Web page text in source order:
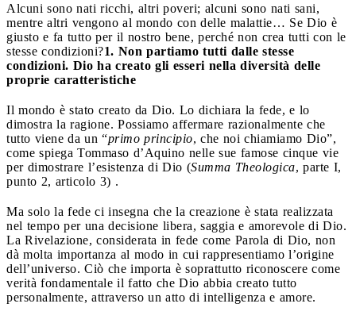
Alcuni sono nati ricchi, altri poveri; alcuni sono nati sani,
mentre altri vengono al mondo con delle malattie… Se Dio è
giusto e fa tutto per il nostro bene, perché non crea tutti con le
stesse condizioni?1. Non partiamo tutti dalle stesse
condizioni. Dio ha creato gli esseri nella diversità delle
proprie caratteristiche
Il mondo è stato creato da Dio. Lo dichiara la fede, e lo
dimostra la ragione. Possiamo affermare razionalmente che
tutto viene da un “primo principio, che noi chiamiamo Dio”,
come spiega Tommaso d’Aquino nelle sue famose cinque vie
per dimostrare l’esistenza di Dio (Summa Theologica, parte I,
punto 2, articolo 3) .
Ma solo la fede ci insegna che la creazione è stata realizzata
nel tempo per una decisione libera, saggia e amorevole di Dio.
La Rivelazione, considerata in fede come Parola di Dio, non
dà molta importanza al modo in cui rappresentiamo l’origine
dell’universo. Ciò che importa è soprattutto riconoscere come
verità fondamentale il fatto che Dio abbia creato tutto
personalmente, attraverso un atto di intelligenza e amore.